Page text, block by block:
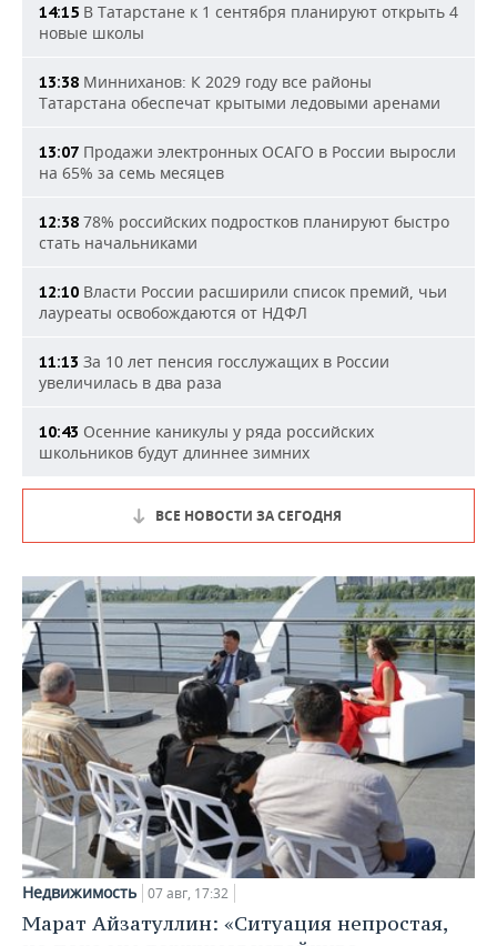
14:15 В Татарстане к 1 сентября планируют открыть 4
новые школы
13:38 Минниханов: К 2029 году все районы
Татарстана обеспечат крытыми ледовыми аренами
13:07 Продажи электронных ОСАГО в России выросли
на 65% за семь месяцев
12:38 78% российских подростков планируют быстро
стать начальниками
12:10 Власти России расширили список премий, чьи
лауреаты освобождаются от НДФЛ
11:13 За 10 лет пенсия госслужащих в России
увеличилась в два раза
10:43 Осенние каникулы у ряда российских
школьников будут длиннее зимних
ВСЕ НОВОСТИ ЗА СЕГОДНЯ
Недвижимость 07 авг, 17:32
Марат Айзатуллин: «Ситуация непростая,